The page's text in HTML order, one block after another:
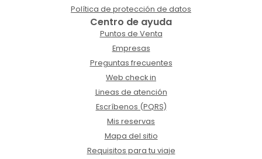
Política de protección de datos
Centro de ayuda
Puntos de Venta
Empresas
Preguntas frecuentes
Web check in
Lineas de atención
Escríbenos (PQRS)
Mis reservas
Mapa del sitio
Requisitos para tu viaje